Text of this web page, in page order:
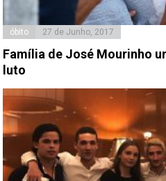
óbito 27 de Junho, 2017
Família de José Mourinho
luto